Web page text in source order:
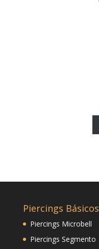
Piercings Básicos
Piercings Microbell
Piercings Segmento